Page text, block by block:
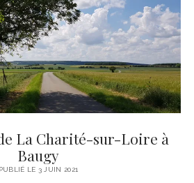
La Charité-sur-Loire à
Baugy
PUBLIÉ LE 3 JUIN 2021